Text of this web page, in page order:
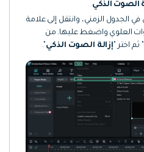
الجدول الزمني، وانتقل إلى علامة
العلوي واضغط عليها. من
" ثم اختر " إزالة الصوت الذكي ".